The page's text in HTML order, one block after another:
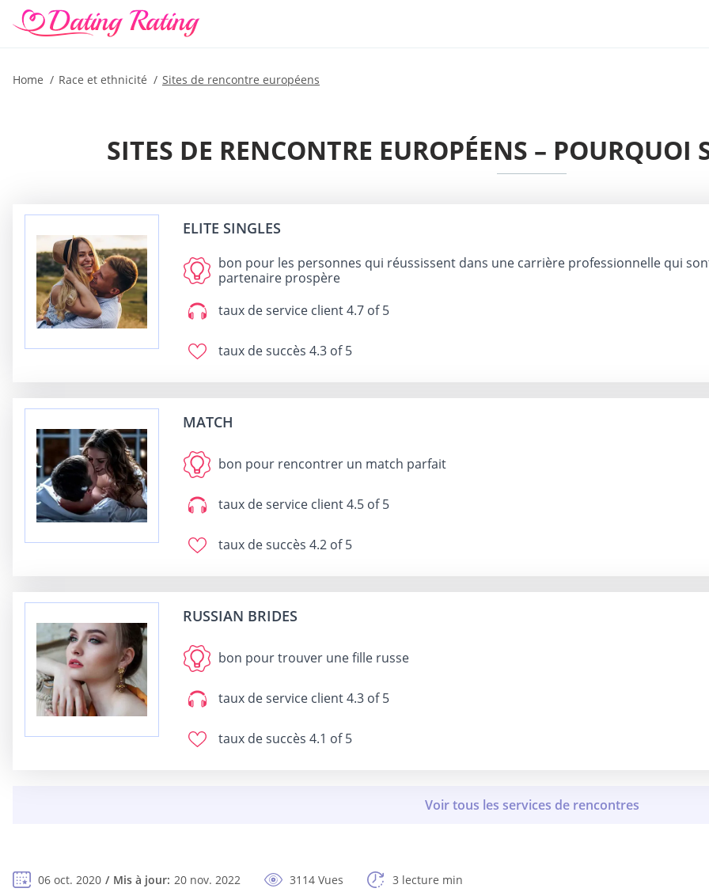
Home Race et ethnicité Sites de rencontre européens
SITES DE RENCONTRE EUROPÉENS – POURQUOI
ELITE SINGLES
bon pour les personnes qui réussissent dans une carrière professionnelle qui
partenaire prospère
taux de service client4.7 of 5
taux de succès 4.3 of 5
MATCH
bon pour rencontrer un match parfait
taux de service client4.5 of 5
taux de succès 4.2 of 5
RUSSIAN BRIDES
bon pourtrouver une fille russe
taux de service client4.3 of 5
taux de succès 4.1 of 5
06 oct. 2020 Mis à jour: 20 nov. 2022 3114 Vues 3 lecture min